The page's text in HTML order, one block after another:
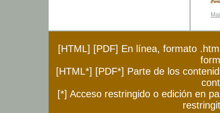
[HTML] [PDF] En línea, formato
[HTML*] [PDF*] Parte de los
[*] Acceso restringido o edición en